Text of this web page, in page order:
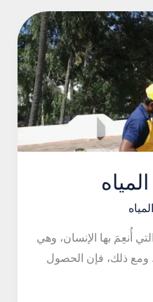
أُنعِمَ بها الإنسان، وهي
ومع ذلك، فإن الحصول